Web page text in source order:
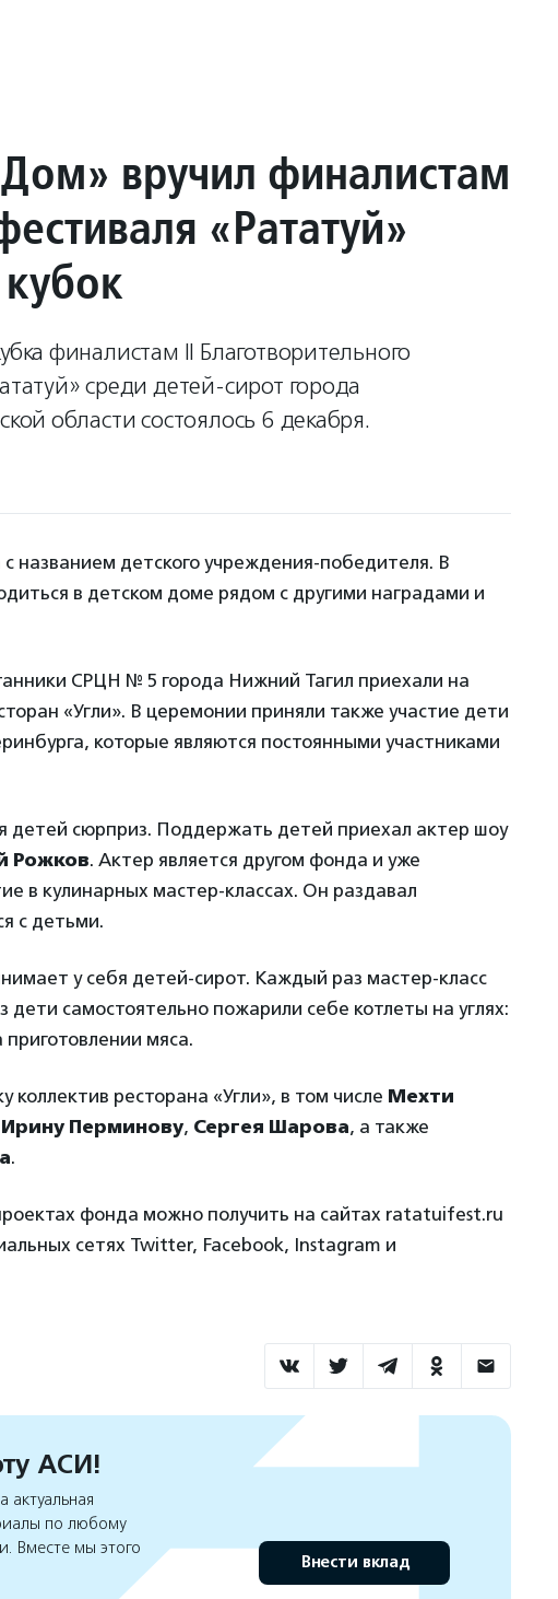
вручил финалистам
«Рататуй»
финалистам II Благотворительного
среди детей-сирот города
области состоялось 6 декабря.
названием детского учреждения-победителя. В
в детском доме рядом с другими наградами и
СРЦН № 5 города Нижний Тагил приехали на
«Угли». В церемонии приняли также участие дети
которые являются постоянными участниками
детей сюрприз. Поддержать детей приехал актер шоу
Рожков. Актер является другом фонда и уже
в кулинарных мастер-классах. Он раздавал
с детьми.
у себя детей-сирот. Каждый раз мастер-класс
дети самостоятельно пожарили себе котлеты на углях:
мяса.
ресторана «Угли», в том числе Мехти
Ирину Перминову, Сергея Шарова, а также
.
фонда можно получить на сайтах ratatuifest.ru
сетях Twitter, Facebook, Instagram и
АСИ!
по любому
Вместе мы этого
Внести вклад